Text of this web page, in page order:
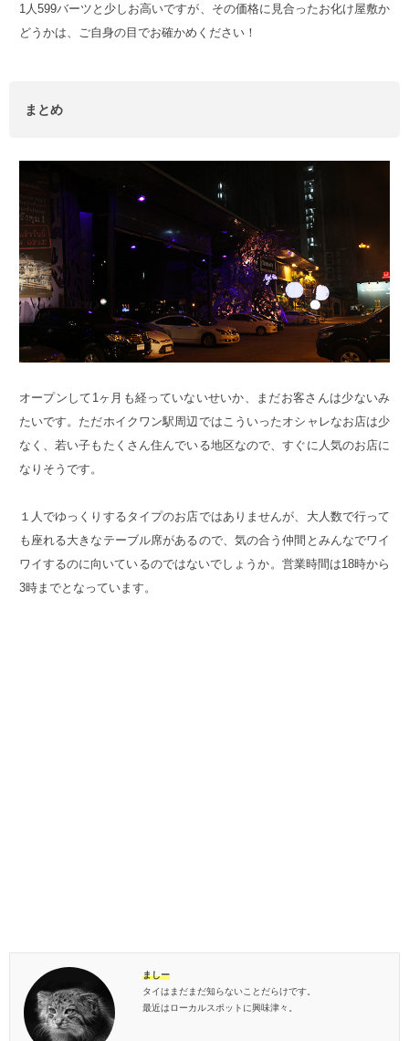
1人599バーツと少しお高いですが、その価格に見合ったお化け屋敷か
どうかは、ご自身の目でお確かめください！
まとめ
オープンして1ヶ月も経っていないせいか、まだお客さんは少ないみ
たいです。ただホイクワン駅周辺ではこういったオシャレなお店は少
なく、若い子もたくさん住んでいる地区なので、すぐに人気のお店に
なりそうです。
１人でゆっくりするタイプのお店ではありませんが、大人数で行って
も座れる大きなテーブル席があるので、気の合う仲間とみんなでワイ
ワイするのに向いているのではないでしょうか。営業時間は18時から
3時までとなっています。
ましー
タイはまだまだ知らないことだらけです。
最近はローカルスポットに興味津々。